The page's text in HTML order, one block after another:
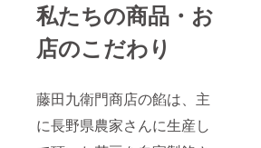
私たちの商品・お
店のこだわり
藤田九衛門商店の餡は、主
に長野県農家さんに生産し